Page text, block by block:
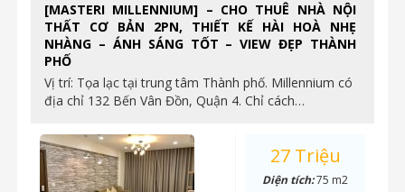
[MASTERI MILLENNIUM] – CHO THUÊ NHÀ NỘI
THẤT CƠ BẢN 2PN, THIẾT KẾ HÀI HOÀ NHẸ
NHÀNG – ÁNH SÁNG TỐT – VIEW ĐẸP THÀNH
PHỐ
Vị trí: Tọa lạc tại trung tâm Thành phố. Millennium có
địa chỉ 132 Bến Vân Đồn, Quận 4. Chỉ cách…
27 Triệu
Diện tích:75 m2